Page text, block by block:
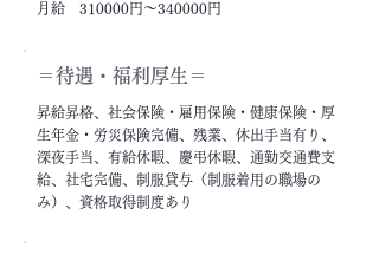
月給 310000円～340000円
＝​待遇・福利厚生＝
昇給昇格、社会保険・雇用保険・健康保険・厚
生年金・労災保険完備、残業、休出手当有り、
深夜手当、有給休暇、慶弔休暇、通勤交通費支
給、社宅完備、制服貸与（制服着用の職場の
み）、資格取得制度あり